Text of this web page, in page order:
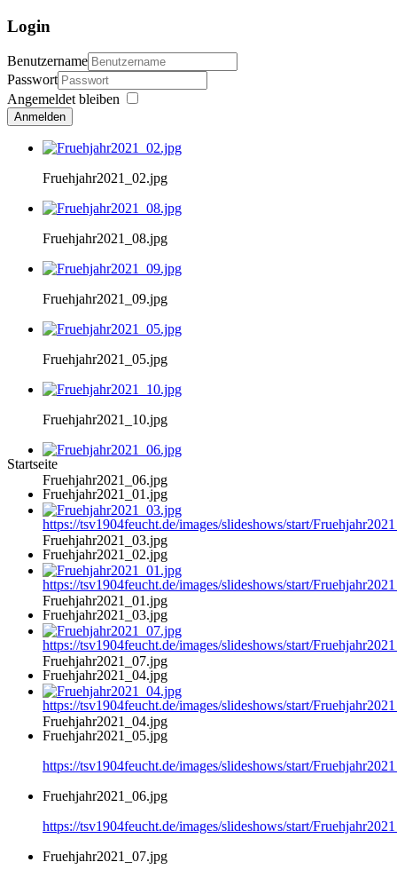
Login
Benutzername
Passwort
Angemeldet bleiben
Anmelden
Fruehjahr2021_02.jpg
Fruehjahr2021_08.jpg
Fruehjahr2021_09.jpg
Fruehjahr2021_05.jpg
Fruehjahr2021_10.jpg
Fruehjahr2021_06.jpg
Fruehjahr2021_03.jpg
Fruehjahr2021_01.jpg
Fruehjahr2021_07.jpg
Fruehjahr2021_04.jpg
Startseite
Fruehjahr2021_01.jpg
https://tsv1904feucht.de/images/slideshows/start/
Fruehjahr2021_02.jpg
https://tsv1904feucht.de/images/slideshows/start/
Fruehjahr2021_03.jpg
https://tsv1904feucht.de/images/slideshows/start/
Fruehjahr2021_04.jpg
https://tsv1904feucht.de/images/slideshows/start/
Fruehjahr2021_05.jpg
https://tsv1904feucht.de/images/slideshows/start/
Fruehjahr2021_06.jpg
https://tsv1904feucht.de/images/slideshows/start/
Fruehjahr2021_07.jpg